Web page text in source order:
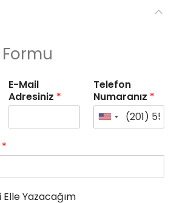
E-Mail
Adresiniz *
Telefon
Numaranız *
*
Yazacağım